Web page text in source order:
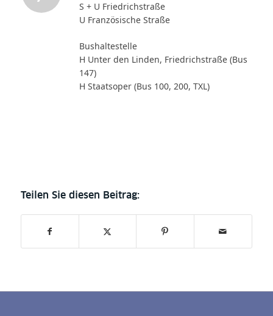
S + U Friedrichstraße
U Französische Straße
Bushaltestelle
H Unter den Linden, Friedrichstraße (Bus
147)
H Staatsoper (Bus 100, 200, TXL)